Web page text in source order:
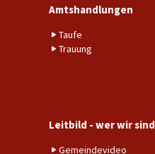
Amtshandlungen
Taufe
Trauung
Leitbild - wer wir sind
Gemeindevideo